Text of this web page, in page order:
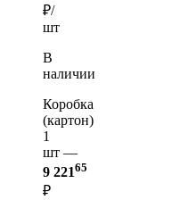
₽/
шт
В
наличии
Коробка
(картон)
1
шт —
9 22165
₽